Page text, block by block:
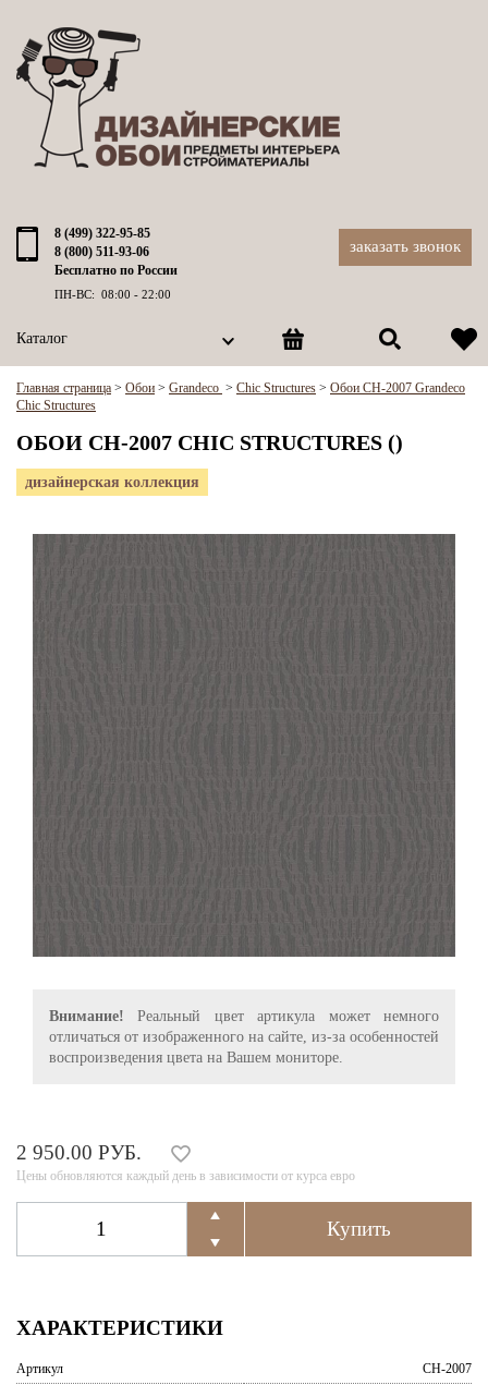
8 (499) 322-95-85
8 (800) 511-93-06
Бесплатно по России
ПН-ВС: 08:00 - 22:00
заказать звонок
Каталог
Главная страница > Обои > Grandeco > Chic Structures > Обои CH-2007 Grandeco
Chic Structures
ОБОИ CH-2007 CHIC STRUCTURES ()
дизайнерская коллекция
Внимание! Реальный цвет артикула может немного
отличаться от изображенного на сайте, из-за особенностей
воспроизведения цвета на Вашем мониторе.
2 950.00 РУБ.
Цены обновляются каждый день в зависимости от курса евро
ХАРАКТЕРИСТИКИ
Артикул
CH-2007